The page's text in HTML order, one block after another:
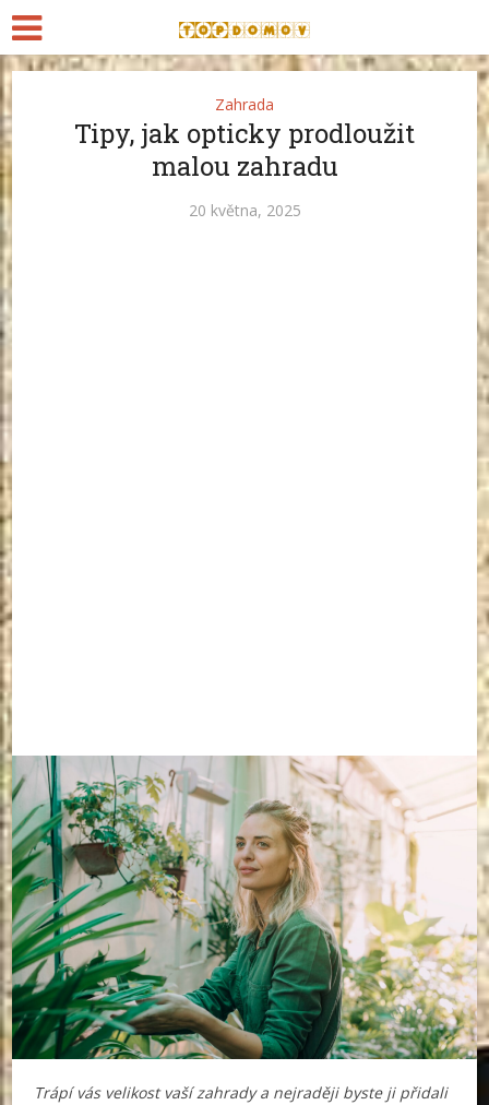
Zahrada
Tipy, jak opticky prodloužit
malou zahradu
20 května, 2025
Trápí vás velikost vaší zahrady a nejraději byste ji přidali